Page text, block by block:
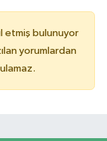
etmiş bulunuyor
yorumlardan